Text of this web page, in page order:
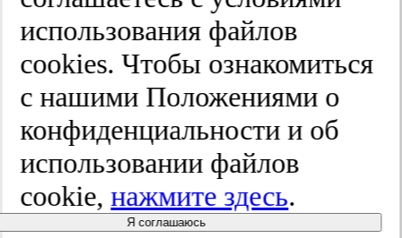
Пароль
Повторите пароль
использования файлов
cооkies. Чтобы ознакомиться
с нашими Положениями о
конфиденциальности и об
использовании файлов
cookie,нажмите здесь.
Я соглашаюсь